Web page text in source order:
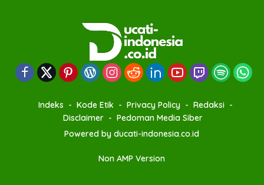
Indeks Kode Etik Privacy Policy
Redaksi
Disclaimer
Pedoman Media Siber
Powered by ducati-indonesia.co.id
Non AMP Version